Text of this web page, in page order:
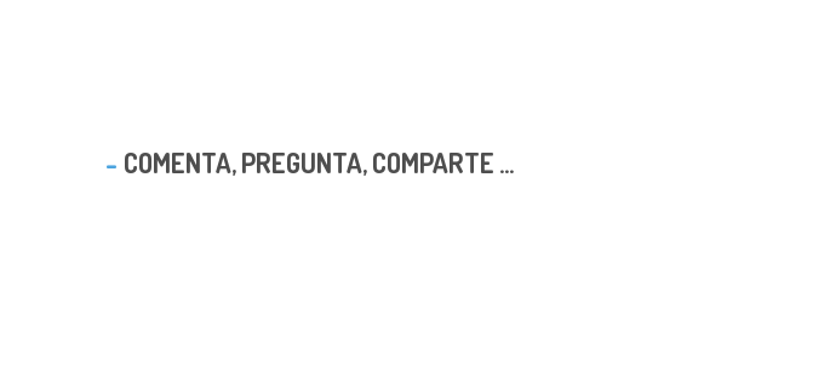
COMENTA, PREGUNTA, COMPARTE ...